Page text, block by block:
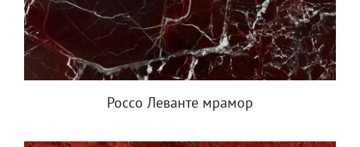
Россо Леванте мрамор